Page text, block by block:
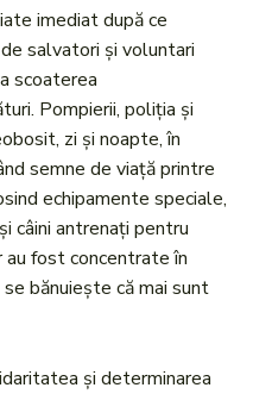
imediat după ce
salvatori și voluntari
scoaterea
Pompierii, poliția și
zi și noapte, în
semne de viață printre
echipamente speciale,
câini antrenați pentru
fost concentrate în
bănuiește că mai sunt
și determinarea